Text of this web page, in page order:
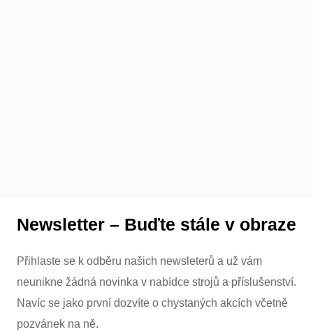
Newsletter – Buďte stále v obraze
Přihlaste se k odběru našich newsleterů a už vám
neunikne žádná novinka v nabídce strojů a příslušenství.
Navíc se jako první dozvíte o chystaných akcích včetně
pozvánek na ně.